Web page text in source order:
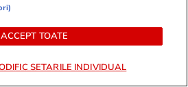
ne reinventăm
voucher de
ACCEPT TOATE
SETARILE INDIVIDUAL